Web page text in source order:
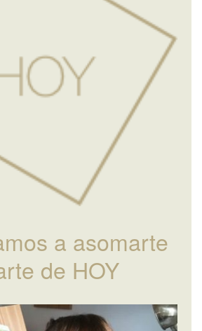
a asomarte
de HOY